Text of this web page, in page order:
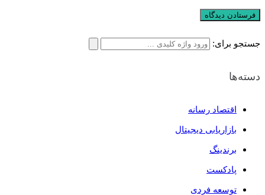
جستجو برای:
دسته‌ها
اقتصاد رسانه
بازاریابی دیجیتال
برندینگ
پادکست
توسعه فردی